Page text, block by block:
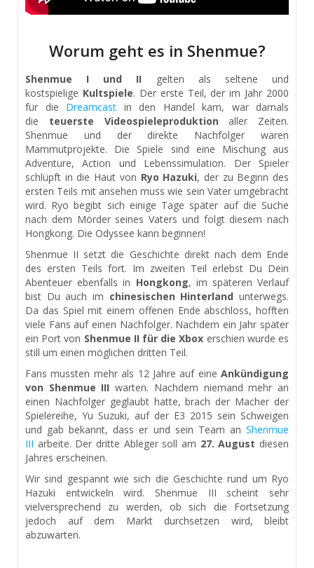
Worum geht es in Shenmue?
Shenmue I und II gelten als seltene und
kostspielige Kultspiele. Der erste Teil, der im Jahr 2000
für die Dreamcast in den Handel kam, war damals
die teuerste Videospieleproduktion aller Zeiten.
Shenmue und der direkte Nachfolger waren
Mammutprojekte. Die Spiele sind eine Mischung aus
Adventure, Action und Lebenssimulation. Der Spieler
schlüpft in die Haut von Ryo Hazuki, der zu Beginn des
ersten Teils mit ansehen muss wie sein Vater umgebracht
wird. Ryo begibt sich einige Tage später auf die Suche
nach dem Mörder seines Vaters und folgt diesem nach
Hongkong. Die Odyssee kann beginnen!
Shenmue II setzt die Geschichte direkt nach dem Ende
des ersten Teils fort. Im zweiten Teil erlebst Du Dein
Abenteuer ebenfalls in Hongkong, im späteren Verlauf
bist Du auch im chinesischen Hinterland unterwegs.
Da das Spiel mit einem offenen Ende abschloss, hofften
viele Fans auf einen Nachfolger. Nachdem ein Jahr später
ein Port von Shenmue II für die Xbox erschien wurde es
still um einen möglichen dritten Teil.
Fans mussten mehr als 12 Jahre auf eine Ankündigung
von Shenmue III warten. Nachdem niemand mehr an
einen Nachfolger geglaubt hatte, brach der Macher der
Spielereihe, Yu Suzuki, auf der E3 2015 sein Schweigen
und gab bekannt, dass er und sein Team an Shenmue
III arbeite. Der dritte Ableger soll am 27. August diesen
Jahres erscheinen.
Wir sind gespannt wie sich die Geschichte rund um Ryo
Hazuki entwickeln wird. Shenmue III scheint sehr
vielversprechend zu werden, ob sich die Fortsetzung
jedoch auf dem Markt durchsetzen wird, bleibt
abzuwarten.